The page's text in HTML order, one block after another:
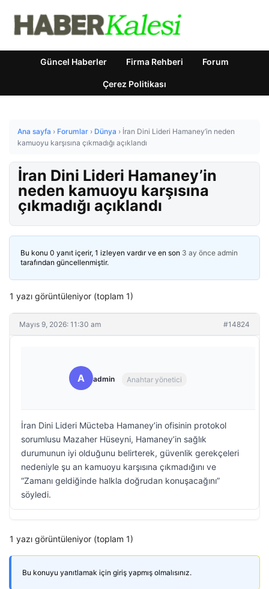
Güncel Haberler Firma Rehberi Forum
Çerez Politikası
Ana sayfa › Forumlar › Dünya › İran Dini Lideri Hamaney’in neden
kamuoyu karşısına çıkmadığı açıklandı
İran Dini Lideri Hamaney’in
neden kamuoyu karşısına
çıkmadığı açıklandı
Bu konu 0 yanıt içerir, 1 izleyen vardır ve en son 3 ay önce admin
tarafından güncellenmiştir.
1 yazı görüntüleniyor (toplam 1)
Mayıs 9, 2026: 11:30 am #14824
A admin Anahtar yönetici
İran Dini Lideri Mücteba Hamaney’in ofisinin protokol
sorumlusu Mazaher Hüseyni, Hamaney’in sağlık
durumunun iyi olduğunu belirterek, güvenlik gerekçeleri
nedeniyle şu an kamuoyu karşısına çıkmadığını ve
“Zamanı geldiğinde halkla doğrudan konuşacağını”
söyledi.
1 yazı görüntüleniyor (toplam 1)
Bu konuyu yanıtlamak için giriş yapmış olmalısınız.